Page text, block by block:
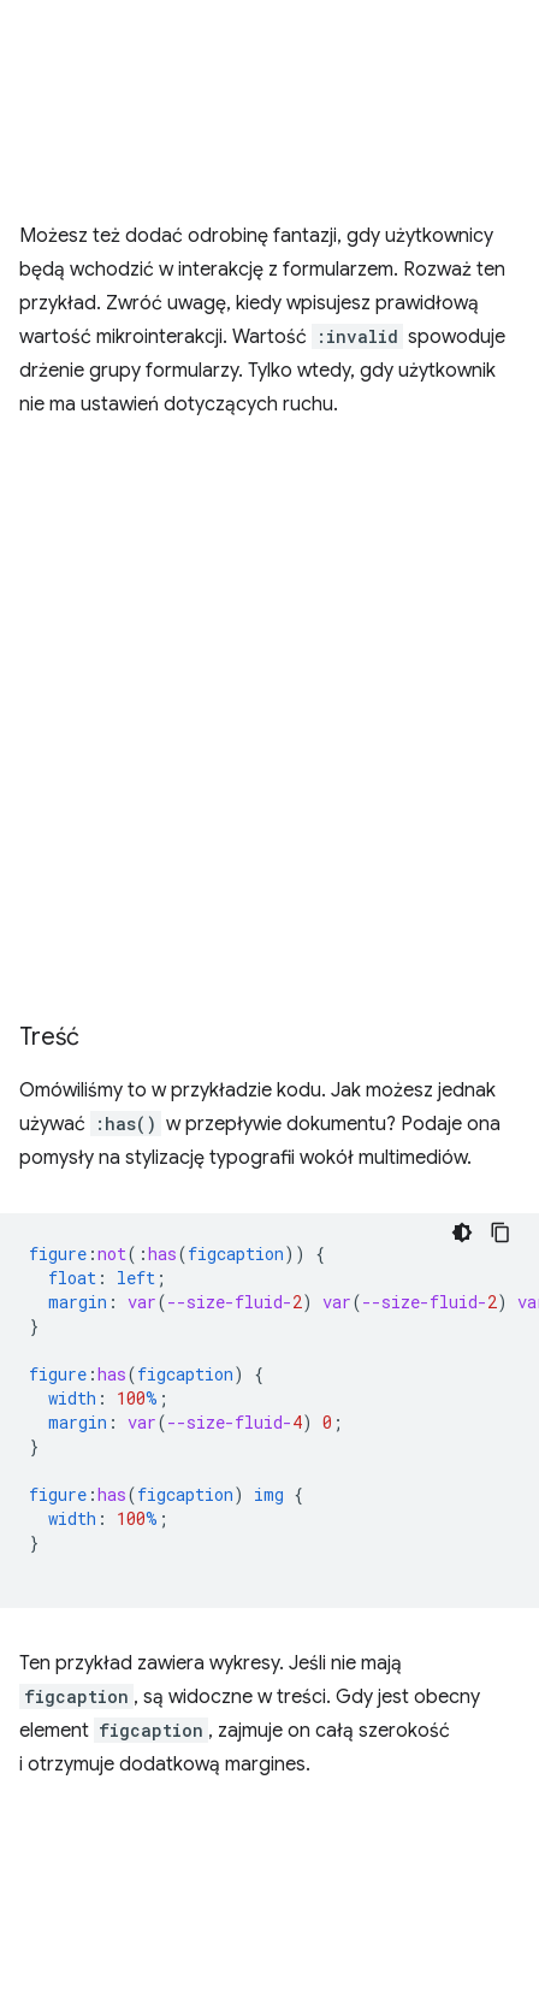
Możesz też dodać odrobinę fantazji, gdy użytkownicy
będą wchodzić w interakcję z formularzem. Rozważ ten
przykład. Zwróć uwagę, kiedy wpisujesz prawidłową
wartość mikrointerakcji. Wartość
:invalid spowoduje
drżenie grupy formularzy. Tylko wtedy, gdy użytkownik
nie ma ustawień dotyczących ruchu.
Treść
Omówiliśmy to w przykładzie kodu. Jak możesz jednak
używać
:has() w przepływie dokumentu? Podaje ona
pomysły na stylizację typografii wokół multimediów.
figure :not( :has(figcaption))
{
float : left ;
margin : var(--size-fluid-2) var(--size-fluid-2)
}
figure :has(figcaption)
{
width : 100% ;
margin : var(--size-fluid-4) 0 ;
}
figure :has(figcaption) img {
width : 100% ;
}
Ten przykład zawiera wykresy. Jeśli nie mają
figcaption , są widoczne w treści. Gdy jest obecny
element figcaption , zajmuje on całą szerokość
i otrzymuje dodatkową margines.